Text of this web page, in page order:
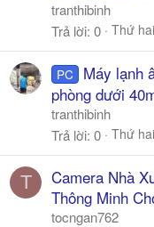
tranthibinh
Trả lời 0 Thứ
PC
Máy lạnh
phòng dưới
tranthibinh
Trả lời 0 Thứ
T
Camera Nhà
Thông Minh
tocngan762